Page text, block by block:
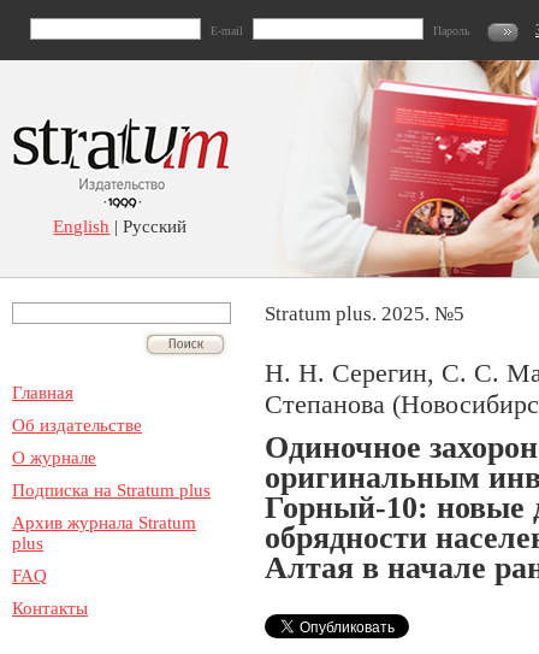
E-mail Пароль
English | Русский
Главная
Об издательстве
О журнале
Подписка на Stratum plus
Архив журнала Stratum
plus
FAQ
Контакты
Stratum plus. 2025. №5
Н. Н. Серегин, С. С.
Степанова
Одиночное
оригинальным
Горный-10: новые
обрядности
Алтая в начале